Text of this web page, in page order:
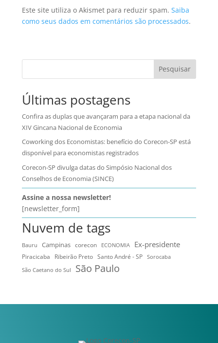
Este site utiliza o Akismet para reduzir spam. Saiba
como seus dados em comentários são processados.
Pesquisar
Últimas postagens
Confira as duplas que avançaram para a etapa nacional da
XIV Gincana Nacional de Economia
Coworking dos Economistas: benefício do Corecon-SP está
disponível para economistas registrados
Corecon-SP divulga datas do Simpósio Nacional dos
Conselhos de Economia (SINCE)
Assine a nossa newsletter!
[newsletter_form]
Nuvem de tags
Bauru Campinas corecon ECONOMIA Ex-presidente
Piracicaba Ribeirão Preto Santo André - SP
Sorocaba
São Caetano do Sul
São Paulo